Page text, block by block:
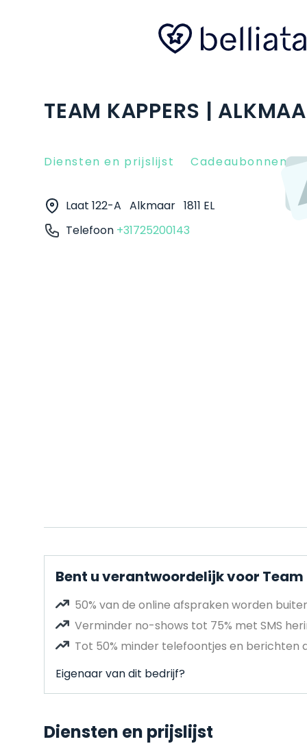
TEAM KAPPERS |
Diensten en prijslijst Cadeaubonnen
Laat 122-A Alkmaar 1811 EL
Telefoon +31725200143
Bent u verantwoordelijk voor Team
50% van de online afspraken worden
Verminder no-shows tot 75% met SMS
Tot 50% minder telefoontjes en
Eigenaar van dit bedrijf?
Diensten en prijslijst